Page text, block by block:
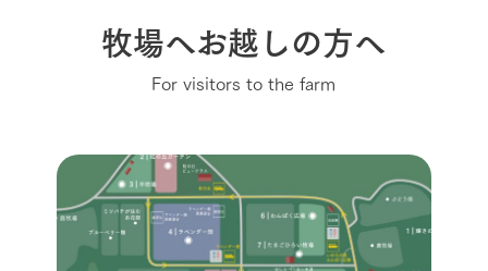
牧場へお越しの方へ
For visitors to the farm